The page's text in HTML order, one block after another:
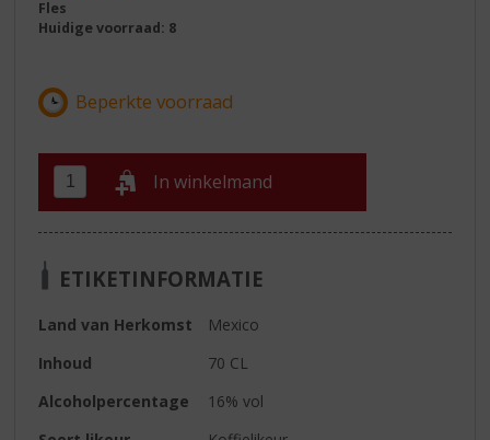
Fles
Huidige voorraad: 8
In winkelmand
ETIKETINFORMATIE
Land van Herkomst
Mexico
Inhoud
70 CL
Alcoholpercentage
16% vol